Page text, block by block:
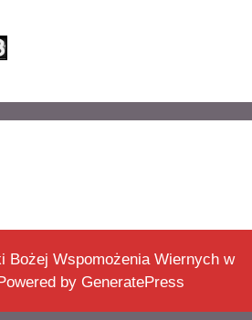
Bożej Wspomożenia Wiernych w
by GeneratePress